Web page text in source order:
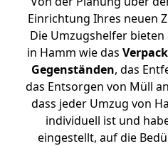
Einrichtung Ihres neuen
Die Umzugshelfer
in Hamm wie das
Gegenständen, das
das Entsorgen von Müll
dass jeder Umzug von
individuell ist und
eingestellt, auf die